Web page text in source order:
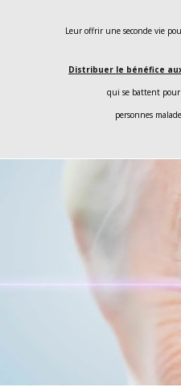
Leur offrir une seconde vie
Distribuer le bénéfice
qui se battent pour
personnes